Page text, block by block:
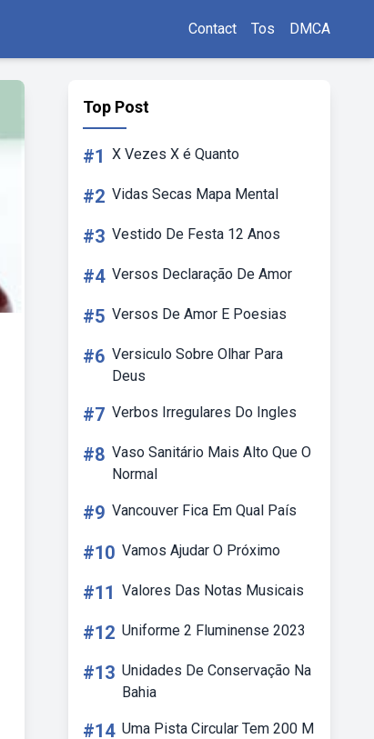
Contact Tos DMCA
Top Post
#1 X Vezes X é Quanto
#2 Vidas Secas Mapa Mental
#3 Vestido De Festa 12 Anos
#4 Versos Declaração De Amor
#5 Versos De Amor E Poesias
#6 Versiculo Sobre Olhar Para
Deus
#7 Verbos Irregulares Do Ingles
#8 Vaso Sanitário Mais Alto Que O
Normal
#9 Vancouver Fica Em Qual País
#10 Vamos Ajudar O Próximo
#11 Valores Das Notas Musicais
#12 Uniforme 2 Fluminense 2023
#13 Unidades De Conservação Na
Bahia
#14 Uma Pista Circular Tem 200 M